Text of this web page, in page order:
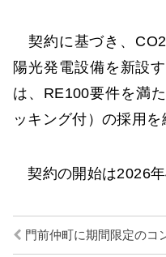
契約に基づき、
陽光発電設備を新設
は、RE100要件を満
ッキング付）の採用を
契約の開始は2026年
門前仲町に期間限定のコ